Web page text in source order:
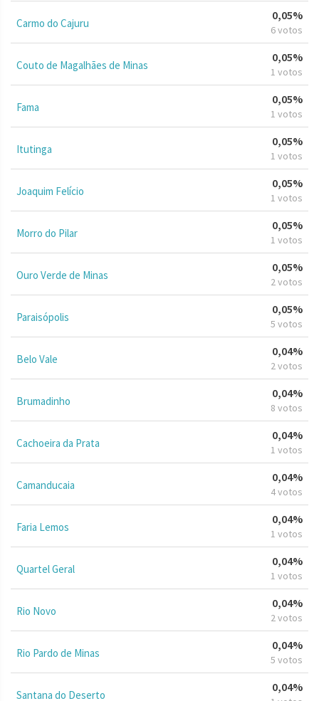
Carmo do Cajuru
0,05%
6 votos
Couto de Magalhães de Minas
0,05%
1 votos
Fama
0,05%
1 votos
Itutinga
0,05%
1 votos
Joaquim Felício
0,05%
1 votos
Morro do Pilar
0,05%
1 votos
Ouro Verde de Minas
0,05%
2 votos
Paraisópolis
0,05%
5 votos
Belo Vale
0,04%
2 votos
Brumadinho
0,04%
8 votos
Cachoeira da Prata
0,04%
1 votos
Camanducaia
0,04%
4 votos
Faria Lemos
0,04%
1 votos
Quartel Geral
0,04%
1 votos
Rio Novo
0,04%
2 votos
Rio Pardo de Minas
0,04%
5 votos
Santana do Deserto
0,04%